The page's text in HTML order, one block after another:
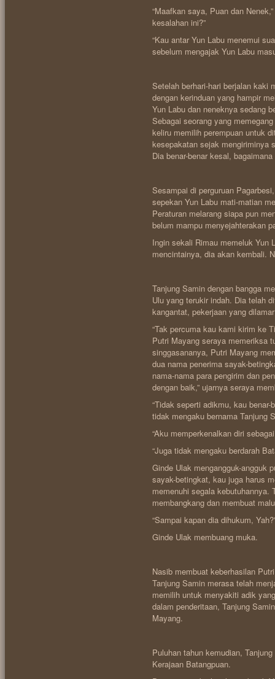
“Maafkan saya, Puan dan
kesalahan ini?”
“Kau antar Yun Labu menemui
sebelum mengajak Yun Labu
Setelah berhari-hari berjalan kaki
dengan kerinduan yang hampir
Yun Labu dan neneknya sedang
Sebagai seorang yang
keliru memilih perempuan untuk
kesepakatan sejak mengiriminya
Dia benar-benar kesal,
Sesampai di perguruan
sepekan Yun Labu mati-matian
Peraturan melarang siapa pun
belum mampu menyejahterakan
Ingin sekali Rimau memeluk Yun
mencintainya, dia akan kembali.
Tanjung Samin dengan bangga
Ulu yang terukir indah. Dia telah
kangantat, pekerjaan yang
“Tak percuma kau kami kirim ke
Putri Mayang seraya memeriksa
singgasananya, Putri Mayang
dua nama penerima sayak-
nama-nama para pengirim dan
dengan baik,” ujarnya seraya
“Tidak seperti adikmu, kau
tidak mengaku bernama Tanjung
“Aku memperkenalkan diri
“Juga tidak mengaku berdarah
Ginde Ulak mengangguk-angguk
sayak-betingkat, kau juga harus
memenuhi segala kebutuhannya.
membangkang dan membuat
“Sampai kapan dia dihukum,
Ginde Ulak membuang muka.
Nasib membuat keberhasilan
Tanjung Samin merasa telah
memilih untuk menyakiti adik
dalam penderitaan, Tanjung
Mayang.
Puluhan tahun kemudian,
Kerajaan Batangpuan.